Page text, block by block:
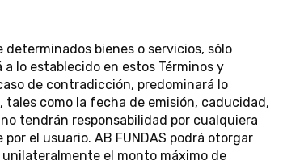
bienes o servicios, sólo
lo establecido en estos Términos y
de contradicción, predominará lo
como la fecha de emisión, caducidad,
tendrán responsabilidad por cualquiera
el usuario. AB FUNDAS podrá otorgar
el monto máximo de